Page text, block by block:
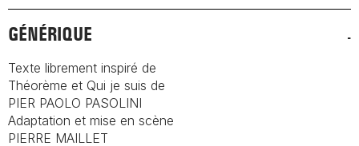
GÉNÉRIQUE
Texte librement inspiré de
Théorème et Qui je suis de
PIER PAOLO PASOLINI
Adaptation et mise en scène
PIERRE MAILLET